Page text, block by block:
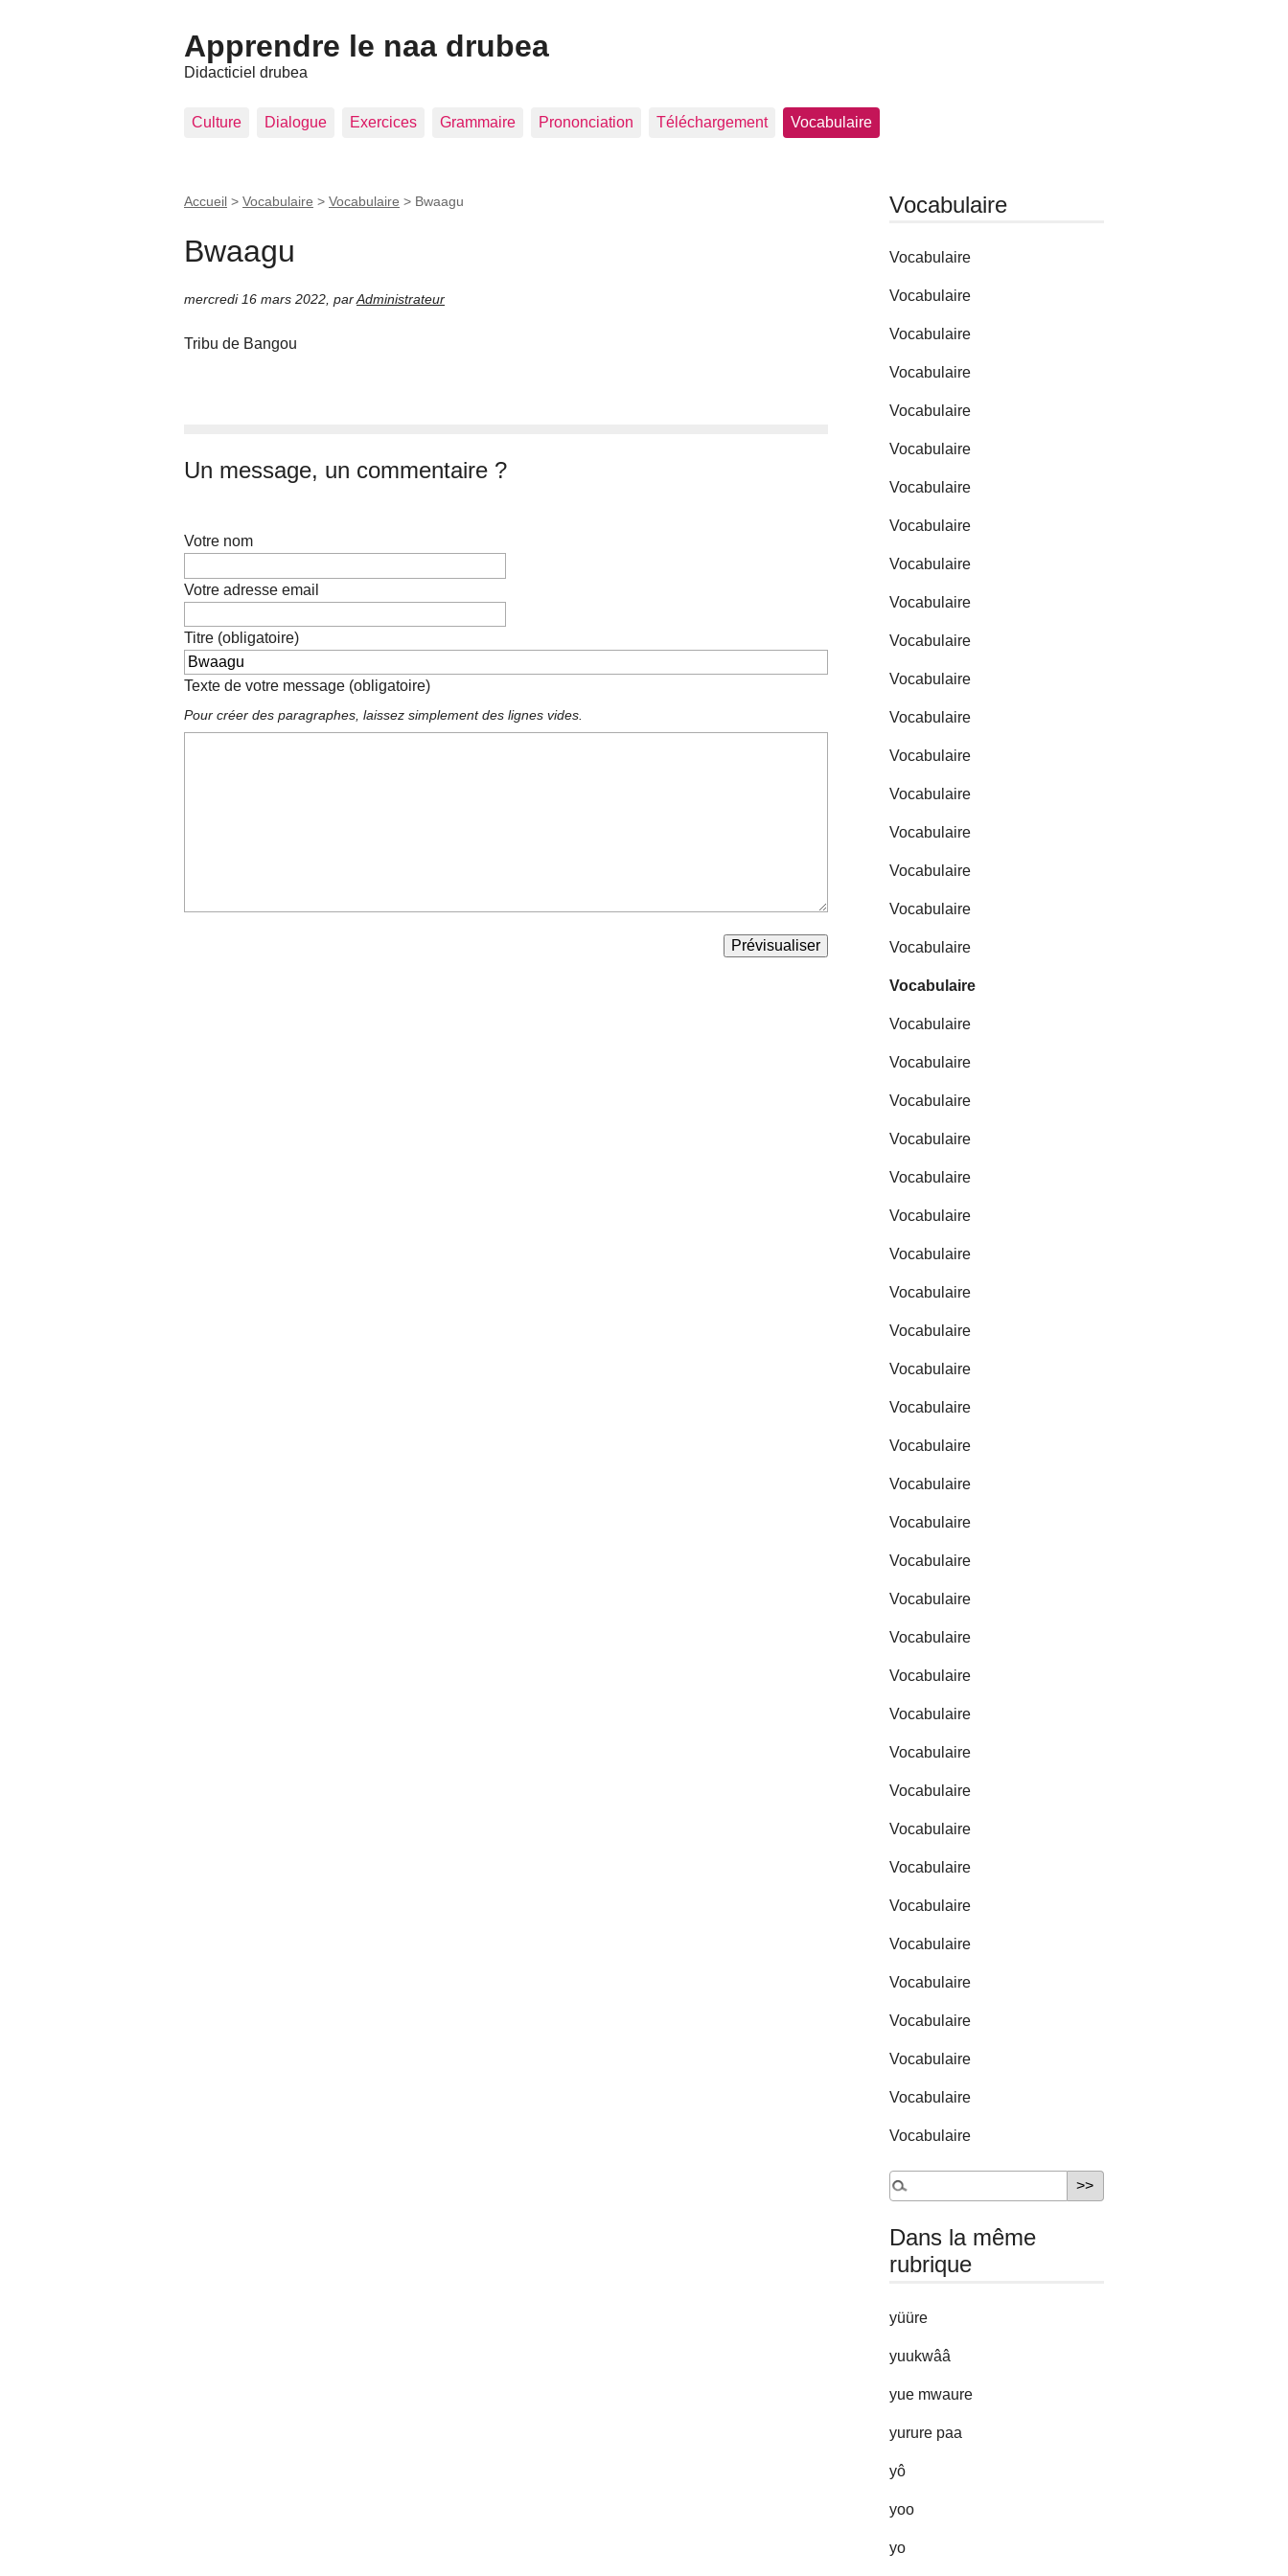
Apprendre le naa drubea
Didacticiel drubea
Culture Dialogue Exercices Grammaire Prononciation Téléchargement Vocabulaire
Accueil > Vocabulaire > Vocabulaire > Bwaagu
Bwaagu
mercredi 16 mars 2022 parAdministrateur
Tribu de Bangou
Un message, un commentaire ?
Votre nom
Votre adresse email
Titre (obligatoire)
Texte de votre message (obligatoire)
Pour créer des paragraphes, laissez simplement des lignes vides.
Vocabulaire
Vocabulaire
Vocabulaire
Vocabulaire
Vocabulaire
Vocabulaire
Vocabulaire
Vocabulaire
Vocabulaire
Vocabulaire
Vocabulaire
Vocabulaire
Vocabulaire
Vocabulaire
Vocabulaire
Vocabulaire
Vocabulaire
Vocabulaire
Vocabulaire
Vocabulaire
Vocabulaire
Vocabulaire
Vocabulaire
Vocabulaire
Vocabulaire
Vocabulaire
Vocabulaire
Vocabulaire
Vocabulaire
Vocabulaire
Vocabulaire
Vocabulaire
Vocabulaire
Vocabulaire
Vocabulaire
Vocabulaire
Vocabulaire
Vocabulaire
Vocabulaire
Vocabulaire
Vocabulaire
Vocabulaire
Vocabulaire
Vocabulaire
Vocabulaire
Vocabulaire
Vocabulaire
Vocabulaire
Vocabulaire
Vocabulaire
Vocabulaire
Dans la même
rubrique
yüüre
yuukwââ
yue mwaure
yurure paa
yô
yoo
yo